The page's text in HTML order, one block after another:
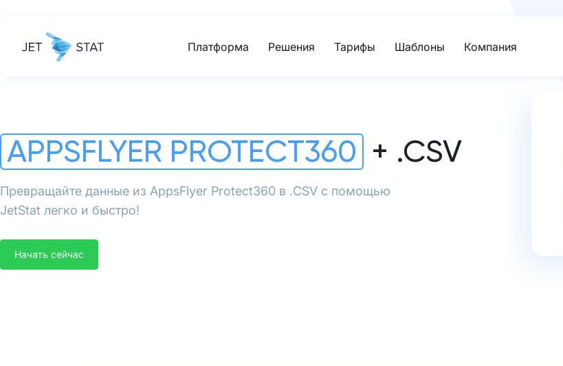
Платформа Решения Тарифы Шаблоны Компания
APPSFLYER PROTECT360 + .CSV
Превращайте данные из AppsFlyer Protect360 в .CSV с помощью
JetStat легко и быстро!
Начать сейчас